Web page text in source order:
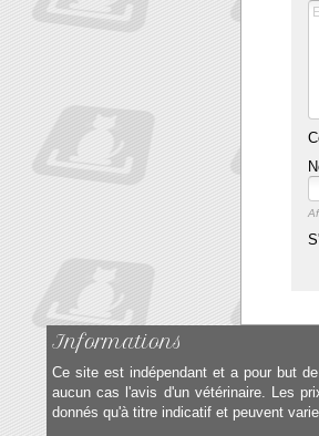
Informations
Ce site est indépendant et a pour but
aucun cas l'avis d'un vétérinaire. Les
donnés qu'à titre indicatif et peuvent